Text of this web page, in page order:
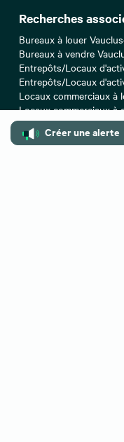
Créer une alerte
Recherches
Bureaux à louer
Bureaux à vendre
Entrepôts/Locaux
Entrepôts/Locaux
Locaux commerciaux à
Locaux commerciaux à
Top recherche